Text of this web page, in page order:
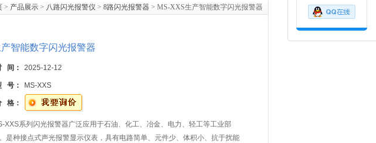
> 产品展示 > 八路闪光报警仪 > 8路闪光报警器 > MS-XXS生产智能数字闪光报警器
智能数字闪光报警器
间： 2025-12-12
号： MS-XXS
格：
XXS系列闪光报警器广泛应用于石油、化工、冶金、电力、轻工等工业部
是种接点式声光报警显示仪表，具有电路简单、元件少、体积小、抗于扰能